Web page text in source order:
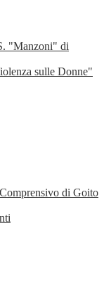
"Manzoni" di
sulle Donne"
di Goito